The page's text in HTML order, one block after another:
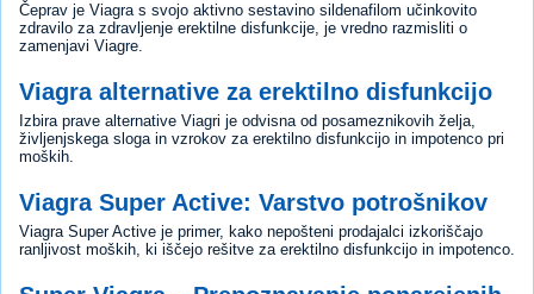
Čeprav je Viagra s svojo aktivno sestavino sildenafilom učinkovito
zdravilo za zdravljenje erektilne disfunkcije, je vredno razmisliti o
zamenjavi Viagre.
Viagra alternative za erektilno disfunkcijo
Izbira prave alternative Viagri je odvisna od posameznikovih želja,
življenjskega sloga in vzrokov za erektilno disfunkcijo in impotenco pri
moških.
Viagra Super Active: Varstvo potrošnikov
Viagra Super Active je primer, kako nepošteni prodajalci izkoriščajo
ranljivost moških, ki iščejo rešitve za erektilno disfunkcijo in impotenco.